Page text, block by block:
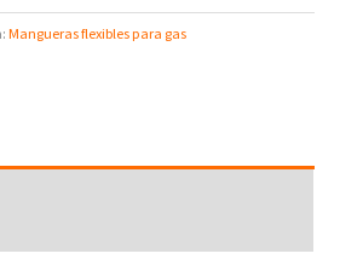
Mangueras flexibles para gas